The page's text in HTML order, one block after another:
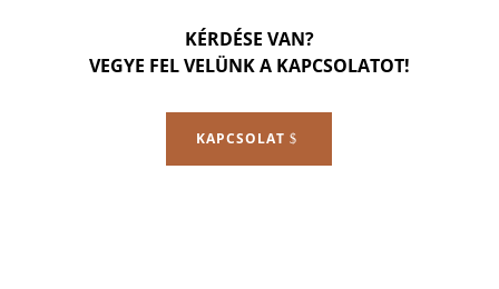
KÉRDÉSE VAN?
VEGYE FEL VELÜNK A KAPCSOLATOT!
KAPCSOLAT